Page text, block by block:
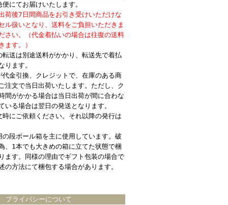
にてお届けいたします。
荷後7日間商品をお引き受けいただけな
ル扱いとなり、送料をご負担いただきま
さい。（代金着払いの場合は往復の送料
ます。）
送は別途送料がかかり、転送先で着払
ります。
金引換、クレジットで、在庫のある商
注文で当日出荷いたします。ただし、ク
間がかかる場合は当日出荷が間に合わな
いる場合は翌日の発送となります。
にご依頼ください。それ以降の発行は
段ボール箱を主に使用しています。破
、1本でも大きめの箱に立てた状態で梱
ます。同様の理由でギフト包装の場合で
の方法にて梱包する場合があります。
プライバシーについて